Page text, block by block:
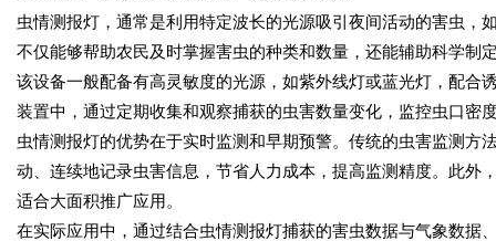
虫情测报灯，通常是利用特定波长的光源吸引夜间活动的害虫
不仅能够帮助农民及时掌握害虫的种类和数量，还能辅助科学制
该设备一般配备有高灵敏度的光源，如紫外线灯或蓝光灯，配合
装置中，通过定期收集和观察捕获的虫害数量变化，监控虫口密
虫情测报灯的优势在于实时监测和早期预警。传统的虫害监测
动、连续地记录虫害信息，节省人力成本，提高监测精度。此外
适合大面积推广应用。
在实际应用中，通过结合虫情测报灯捕获的害虫数据与气象数据